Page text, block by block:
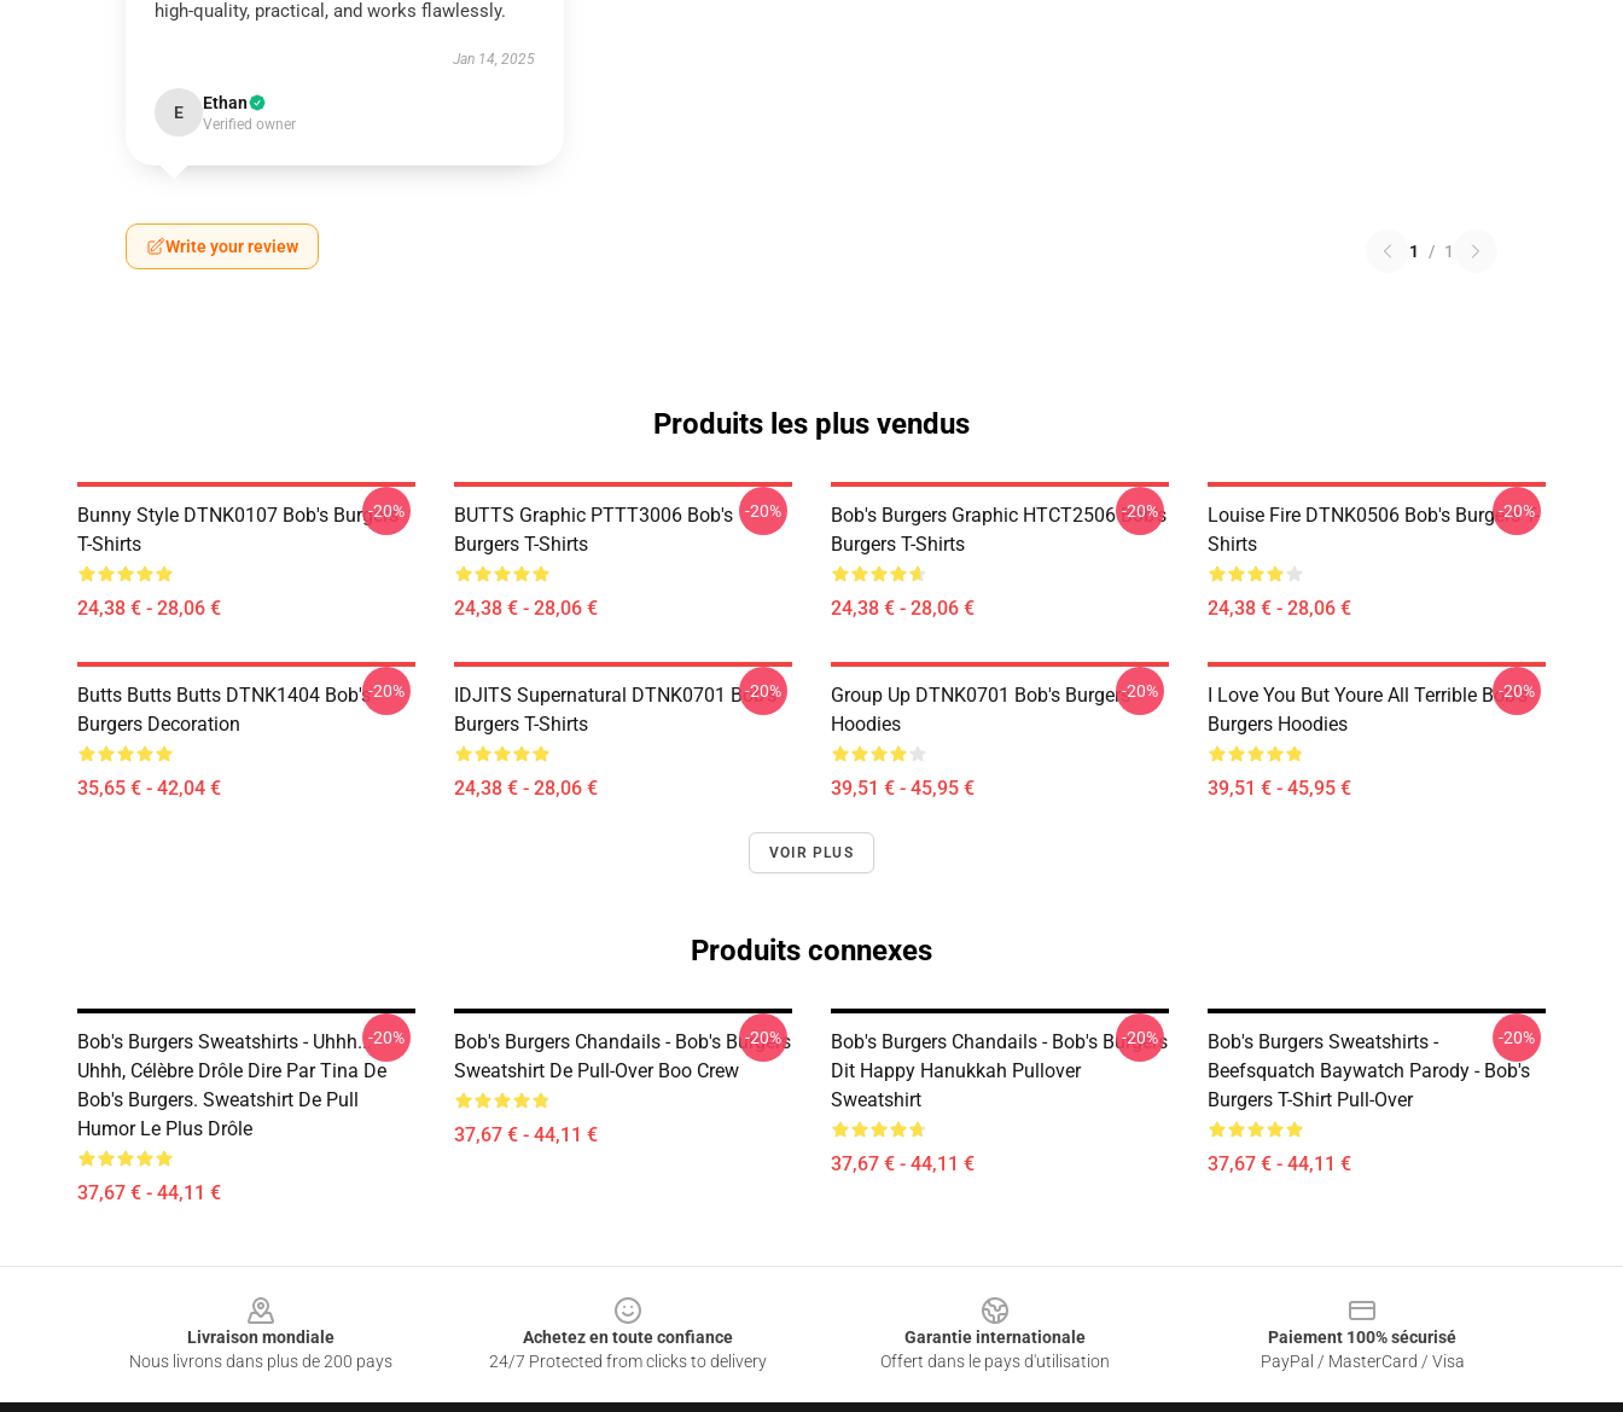
high-quality, practical, and works flawlessly.
Jan 14, 2025
E Ethan
Verified owner
Write your review 1 / 1
Produits les plus vendus
Bunny Style DTNK0107 Bob's Burgers
T-Shirts
24,38 € - 28,06 €
-20%
BUTTS Graphic PTTT3006 Bob's
Burgers T-Shirts
24,38 € - 28,06 €
-20%
Bob's Burgers Graphic HTCT2506 Bob's
Burgers T-Shirts
24,38 € - 28,06 €
-20%
Louise Fire DTNK0506 Bob's Burgers T-
Shirts
24,38 € - 28,06 €
-20%
Butts Butts Butts DTNK1404 Bob's
Burgers Decoration
35,65 € - 42,04 €
-20%
IDJITS Supernatural DTNK0701 Bob's
Burgers T-Shirts
24,38 € - 28,06 €
-20%
Group Up DTNK0701 Bob's Burgers
Hoodies
39,51 € - 45,95 €
-20%
I Love You But Youre All Terrible Bob's
Burgers Hoodies
39,51 € - 45,95 €
-20%
VOIR PLUS
Produits connexes
Bob's Burgers Sweatshirts - Uhhh...
Uhhh, Célèbre Drôle Dire Par Tina De
Bob's Burgers. Sweatshirt De Pull
Humor Le Plus Drôle
37,67 € - 44,11 €
-20%
Bob's Burgers Chandails - Bob's Burgers
Sweatshirt De Pull-Over Boo Crew
37,67 € - 44,11 €
-20%
Bob's Burgers Chandails - Bob's Burgers
Dit Happy Hanukkah Pullover
Sweatshirt
37,67 € - 44,11 €
-20%
Bob's Burgers Sweatshirts -
Beefsquatch Baywatch Parody - Bob's
Burgers T-Shirt Pull-Over
37,67 € - 44,11 €
-20%
Livraison mondiale
Nous livrons dans plus de 200 pays
Achetez en toute confiance
24/7 Protected from clicks to delivery
Garantie internationale
Offert dans le pays d'utilisation
Paiement 100% sécurisé
PayPal / MasterCard / Visa